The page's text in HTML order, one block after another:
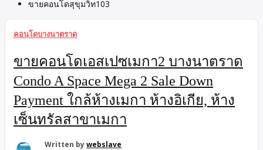
ขายคอนโดสุขุมวิท103
คอนโดบางนาตราด
ขายคอนโดเอสเปซเมกา2 บางนาตราด
Condo A Space Mega 2 Sale Down
Payment ใกล้ห้างเมกา ห้างอิเกีย, ห้าง
เซ็นทรัลสาขาเมกา
Written bywebslave